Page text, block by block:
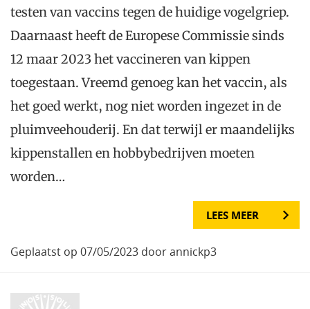
testen van vaccins tegen de huidige vogelgriep.
Daarnaast heeft de Europese Commissie sinds
12 maar 2023 het vaccineren van kippen
toegestaan. Vreemd genoeg kan het vaccin, als
het goed werkt, nog niet worden ingezet in de
pluimveehouderij. En dat terwijl er maandelijks
kippenstallen en hobbybedrijven moeten
worden…
LEES MEER
Geplaatst op 07/05/2023 door annickp3